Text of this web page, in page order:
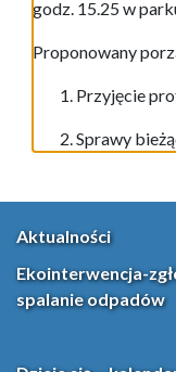
godz. 15.25w
Proponowany
Przyjęcie
Sprawy
Aktualności
Ekointerwencja-
spalanie odpadów